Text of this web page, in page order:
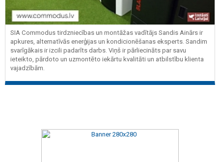
SIA Commodus tirdzniecības un montāžas vadītājs Sandis Ainārs ir
apkures, alternatīvās enerģijas un kondicionēšanas eksperts. Sandim
svarīgākais ir izcili padarīts darbs. Viņš ir pārliecināts par savu
ieteikto, pārdoto un uzmontēto iekārtu kvalitāti un atbilstību klienta
vajadzībām.